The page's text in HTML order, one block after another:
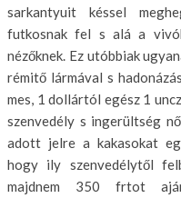
sarkantyuit késsel
futkosnak fel s alá a
nézőknek. Ez utóbbiak
rémitő lármával s
mes, 1 dollártól egész 1
szen­vedély s ingerültség
adott jelre a ka­kasokat
hogy ily szenvedélytől
majdnem 350 frtot